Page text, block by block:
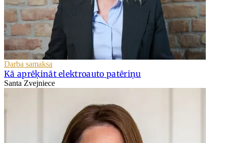
Darba samaksa
Kā aprēķināt elektroauto patēriņu
Santa Zvejniece